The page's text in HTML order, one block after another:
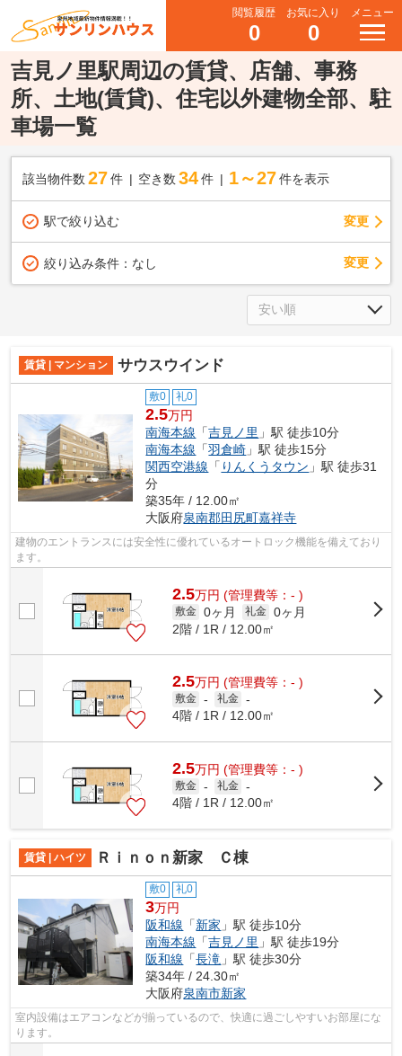
閲覧履歴
0
お気に入り
0
メニュー
吉見ノ里駅周辺の賃貸、店舗、事務
所、土地(賃貸)、住宅以外建物全部、駐
車場一覧
該当物件数 27件 空き数 34 件 1～27 件を表示
駅で絞り込む 変更
絞り込み条件： なし 変更
賃貸 | マンション サウスウインド
敷0 礼0
2.5万円
南海本線 「吉見ノ里 」駅 徒歩10分
南海本線 「羽倉崎 」駅 徒歩15分
関西空港線 「 りんくうタウン 」駅 徒歩31
分
築35年 / 12.00㎡
大阪府泉南郡田尻町嘉祥寺
建物のエントランスには安全性に優れているオートロック機能を備えており
ます。
2.5万円 (管理費等：- )
敷金 0ヶ月 礼金 0ヶ月
2階 / 1R / 12.00㎡
2.5万円 (管理費等：- )
敷金 - 礼金 -
4階 / 1R / 12.00㎡
2.5万円 (管理費等：- )
敷金 - 礼金 -
4階 / 1R / 12.00㎡
賃貸 | ハイツ Ｒｉｎｏｎ新家 Ｃ棟
敷0 礼0
3万円
阪和線 「新家 」駅 徒歩10分
南海本線 「吉見ノ里 」駅 徒歩19分
阪和線 「長滝 」駅 徒歩30分
築34年 / 24.30㎡
大阪府泉南市新家
室内設備はエアコンなどが揃っているので、快適に過ごしやすいお部屋にな
ります。